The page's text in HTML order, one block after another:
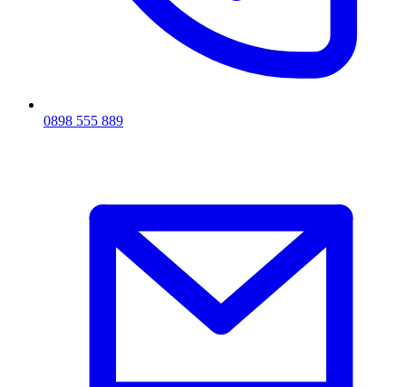
0898 555 889